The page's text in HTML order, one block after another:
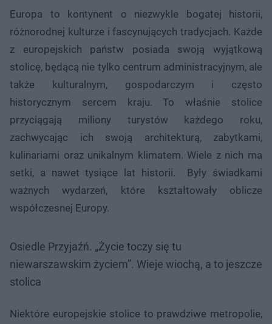
Europa to kontynent o niezwykle bogatej historii,
różnorodnej kulturze i fascynujących tradycjach. Każde
z europejskich państw posiada swoją wyjątkową
stolicę, będącą nie tylko centrum administracyjnym, ale
także kulturalnym, gospodarczym i często
historycznym sercem kraju. To właśnie stolice
przyciągają miliony turystów każdego roku,
zachwycając ich swoją architekturą, zabytkami,
kulinariami oraz unikalnym klimatem. Wiele z nich ma
setki, a nawet tysiące lat historii. Były świadkami
ważnych wydarzeń, które kształtowały oblicze
współczesnej Europy.
Osiedle Przyjaźń. „Życie toczy się tu
niewarszawskim życiem”. Wieje wiochą, a to jeszcze
stolica
Niektóre europejskie stolice to prawdziwe metropolie,